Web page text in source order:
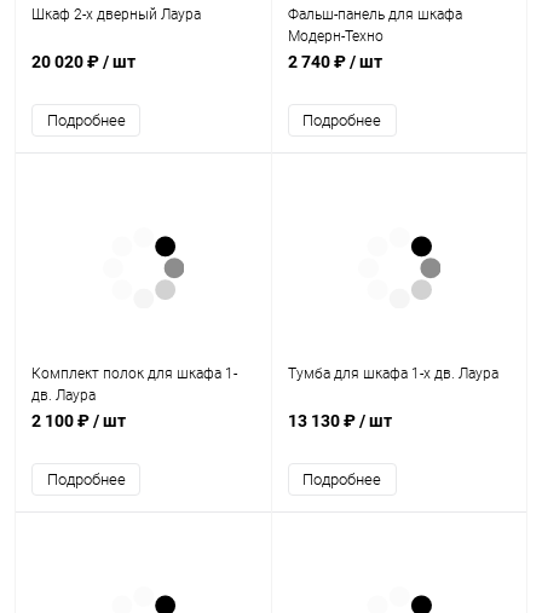
Шкаф 2-х дверный Лаура
20 020 ₽/ шт
Подробнее
Фальш-панель для шкафа
Модерн-Техно
2 740 ₽/ шт
Подробнее
Комплект полок для шкафа 1-
дв. Лаура
2 100 ₽/ шт
Подробнее
Тумба для шкафа 1-х дв. Лаура
13 130 ₽/ шт
Подробнее